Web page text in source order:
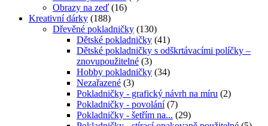
Obrazy na zeď (16)
Kreativní dárky (188)
Dřevěné pokladničky (130)
Dětské pokladničky (41)
Dětské pokladničky s odškrtávacími políčky –
znovupoužitelné (3)
Hobby pokladničky (34)
Nezařazené (3)
Pokladničky - grafický návrh na míru (2)
Pokladničky - povolání (7)
Pokladničky - šetřím na... (29)